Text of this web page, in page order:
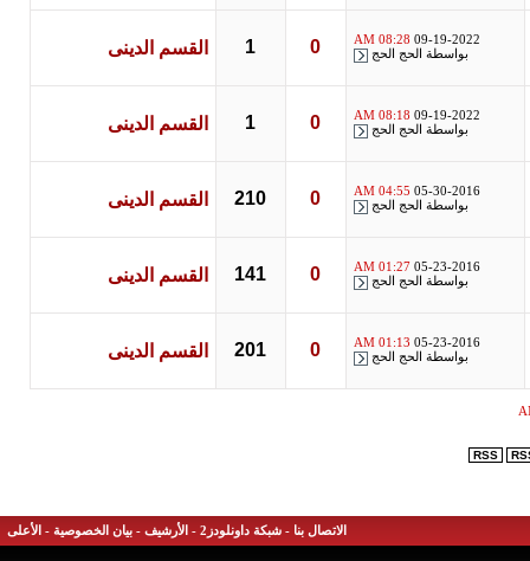
09-19-2022
08:28 AM
بواسطةالحج الحج القسم الدينى
09-19-2022
08:18 AM
بواسطةالحج الحج القسم الدينى
05-30-2016
04:55 AM
بواسطةالحج الحج 210 القسم الدينى
05-23-2016
01:27 AM
بواسطةالحج الحج 141 القسم الدينى
05-23-2016
01:13 AM
بواسطةالحج الحج 201 القسم الدينى
RSS
الاتصال بنا - شبكة داونلودز2 -الأرشيف-بيان الخصوصية-الأعلى